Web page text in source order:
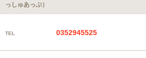
っしゅあっぷ）
TEL 0352945525